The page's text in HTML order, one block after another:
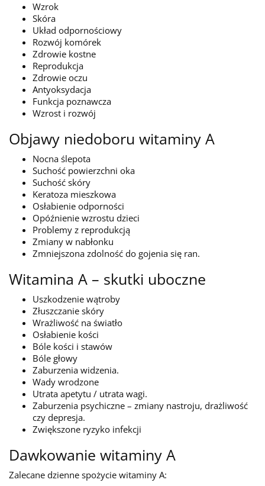
Wzrok
Skóra
Układ odpornościowy
Rozwój komórek
Zdrowie kostne
Reprodukcja
Zdrowie oczu
Antyoksydacja
Funkcja poznawcza
Wzrost i rozwój
Objawy niedoboru witaminy A
Nocna ślepota
Suchość powierzchni oka
Suchość skóry
Keratoza mieszkowa
Osłabienie odporności
Opóźnienie wzrostu dzieci
Problemy z reprodukcją
Zmiany w nabłonku
Zmniejszona zdolność do gojenia się ran.
Witamina A – skutki uboczne
Uszkodzenie wątroby
Złuszczanie skóry
Wrażliwość na światło
Osłabienie kości
Bóle kości i stawów
Bóle głowy
Zaburzenia widzenia.
Wady wrodzone
Utrata apetytu / utrata wagi.
Zaburzenia psychiczne – zmiany nastroju, drażliwość
czy depresja.
Zwiększone ryzyko infekcji
Dawkowanie witaminy A
Zalecane dzienne spożycie witaminy A: